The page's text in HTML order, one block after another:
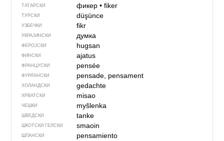
ТАТАРСКИ фикер• fiker
ТУРСКИ düşünce
УЗБЕЧКИ fikr
УКРАЈИНСКИ думка
ФЕРОЈСКИ hugsan
ФИНСКИ ajatus
ФРАНЦУСКИ pensée
ФУРЛАНСКИ pensade, pensament
ХОЛАНДСКИ gedachte
ХРВАТСКИ misao
ЧЕШКИ myšlenka
ШВЕДСКИ tanke
ШКОТСКИ ГЕЛСКИ smaoin
ШПАНСКИ pensamiento